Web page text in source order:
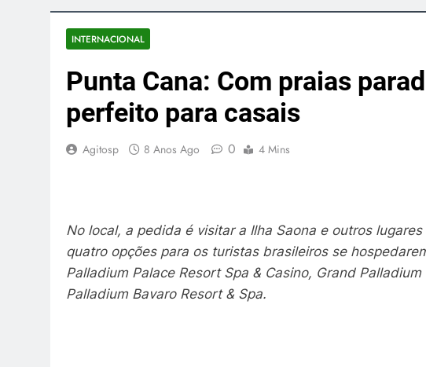
INTERNACIONAL
Punta Cana: Com praias
perfeito para casais
Agitosp 8 Anos Ago 0 4 Mins
No local, a pedida é visitar a Ilha Saona e outros
quatro opções para os turistas brasileiros se
Palladium Palace Resort Spa & Casino, Grand
Palladium Bavaro Resort & Spa.